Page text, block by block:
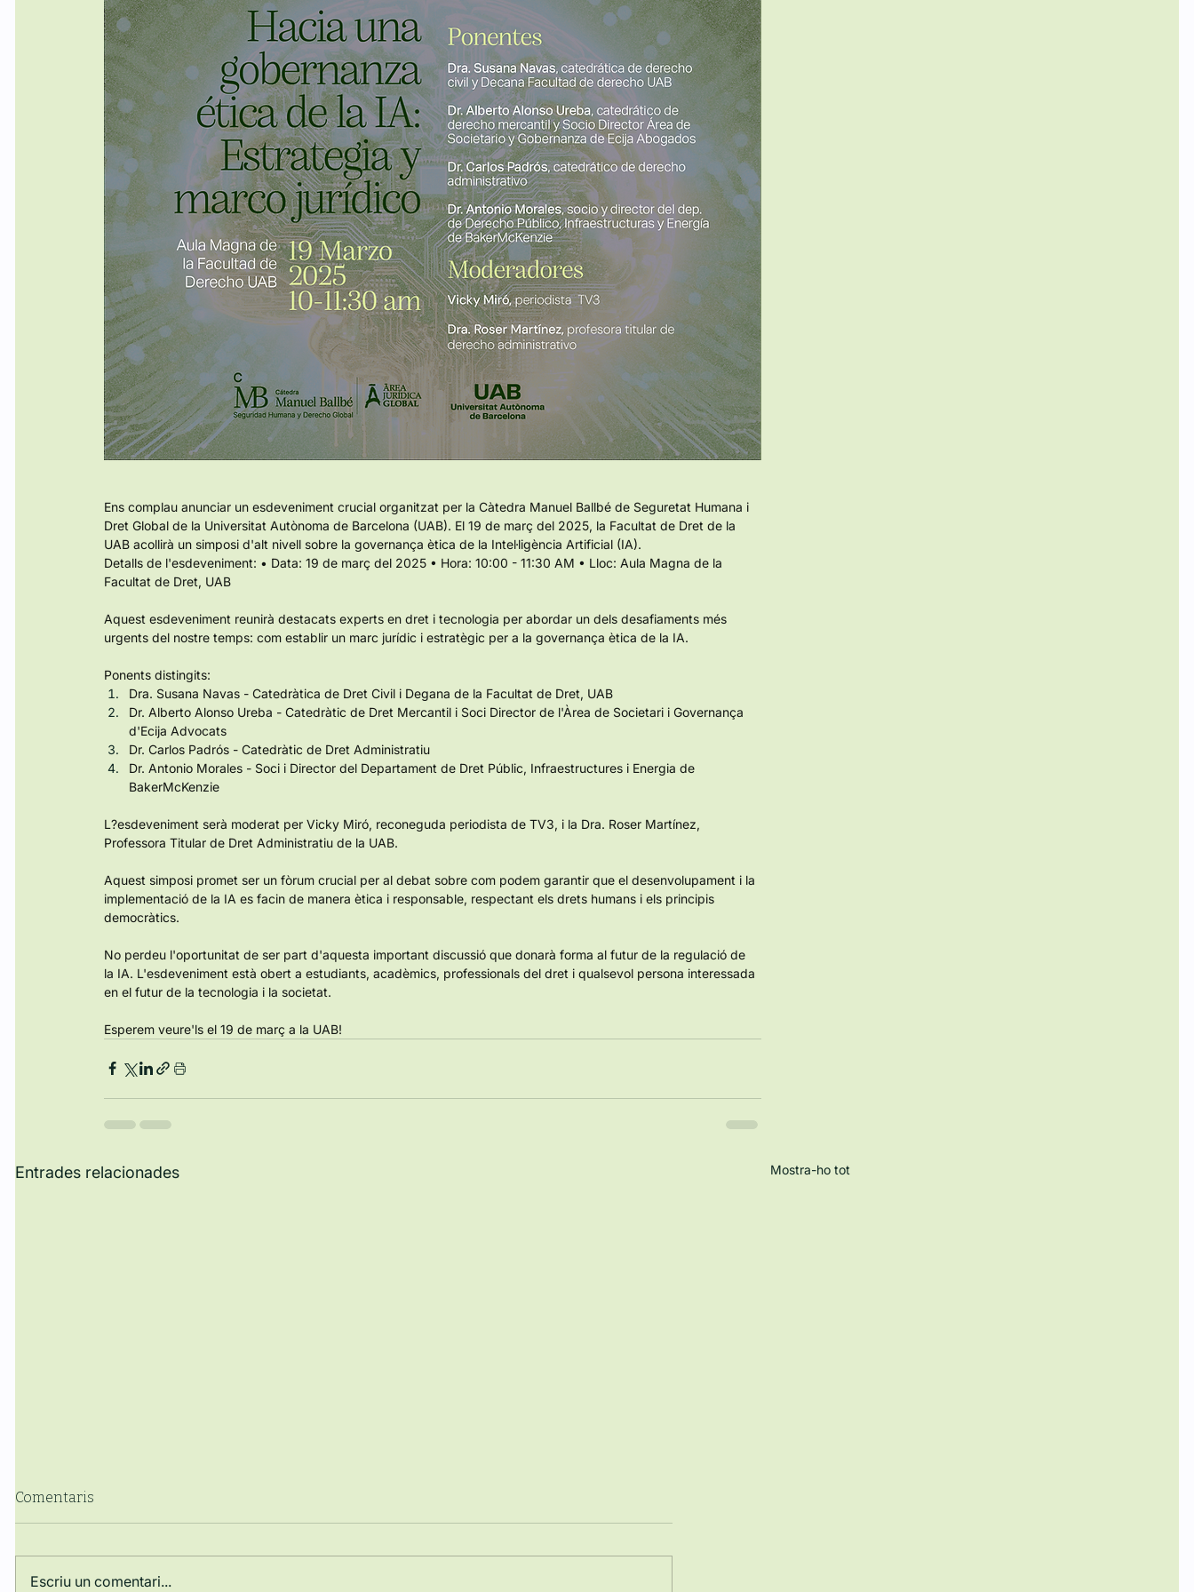
Ens complau anunciar un esdeveniment crucial organitzat per la Càtedra Manuel Ballbé de Seguretat Humana i
Dret Global de la Universitat Autònoma de Barcelona (UAB). El 19 de març del 2025, la Facultat de Dret de la
UAB acollirà un simposi d'alt nivell sobre la governança ètica de la Intel·ligència Artificial (IA).
Detalls de l'esdeveniment: • Data: 19 de març del 2025 • Hora: 10:00 - 11:30 AM • Lloc: Aula Magna de la
Facultat de Dret, UAB
Aquest esdeveniment reunirà destacats experts en dret i tecnologia per abordar un dels desafiaments més
urgents del nostre temps: com establir un marc jurídic i estratègic per a la governança ètica de la IA.
Ponents distingits:
Dra. Susana Navas - Catedràtica de Dret Civil i Degana de la Facultat de Dret, UAB
Dr. Alberto Alonso Ureba - Catedràtic de Dret Mercantil i Soci Director de l'Àrea de Societari i Governança
d'Ecija Advocats
Dr. Carlos Padrós - Catedràtic de Dret Administratiu
Dr. Antonio Morales - Soci i Director del Departament de Dret Públic, Infraestructures i Energia de
BakerMcKenzie
L?esdeveniment serà moderat per Vicky Miró, reconeguda periodista de TV3, i la Dra. Roser Martínez,
Professora Titular de Dret Administratiu de la UAB.
Aquest simposi promet ser un fòrum crucial per al debat sobre com podem garantir que el desenvolupament i la
implementació de la IA es facin de manera ètica i responsable, respectant els drets humans i els principis
democràtics.
No perdeu l'oportunitat de ser part d'aquesta important discussió que donarà forma al futur de la regulació de
la IA. L'esdeveniment està obert a estudiants, acadèmics, professionals del dret i qualsevol persona interessada
en el futur de la tecnologia i la societat.
Esperem veure'ls el 19 de març a la UAB!
Entrades relacionades Mostra-ho tot
Comentaris
Escriu un comentari...